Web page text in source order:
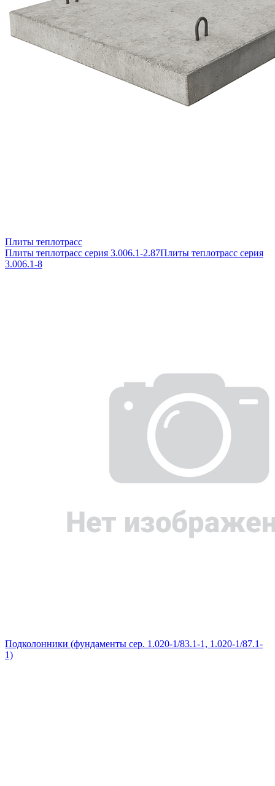
Плиты теплотрасс
Плиты теплотрасс серия 3.006.1-2.87Плиты теплотрасс серия
3.006.1-8
Подколонники (фундаменты сер. 1.020-1/83.1-1, 1.020-1/87.1-
1)